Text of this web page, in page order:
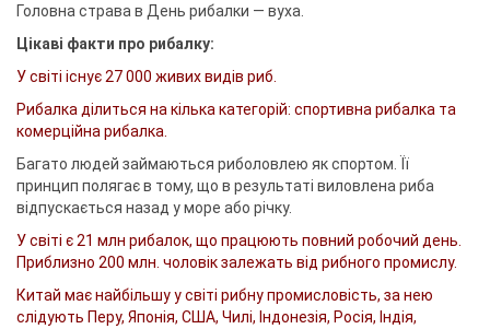
Головна страва в День рибалки — вуха.
Цікаві факти про рибалку:
У світі існує 27 000 живих видів риб.
Рибалка ділиться на кілька категорій: спортивна рибалка та
комерційна рибалка.
Багато людей займаються риболовлею як спортом. Її
принцип полягає в тому, що в результаті виловлена ​​риба
відпускається назад у море або річку.
У світі є 21 млн рибалок, що працюють повний робочий день.
Приблизно 200 млн. чоловік залежать від рибного промислу.
Китай має найбільшу у світі рибну промисловість, за нею
слідують Перу, Японія, США, Чилі, Індонезія, Росія, Індія,